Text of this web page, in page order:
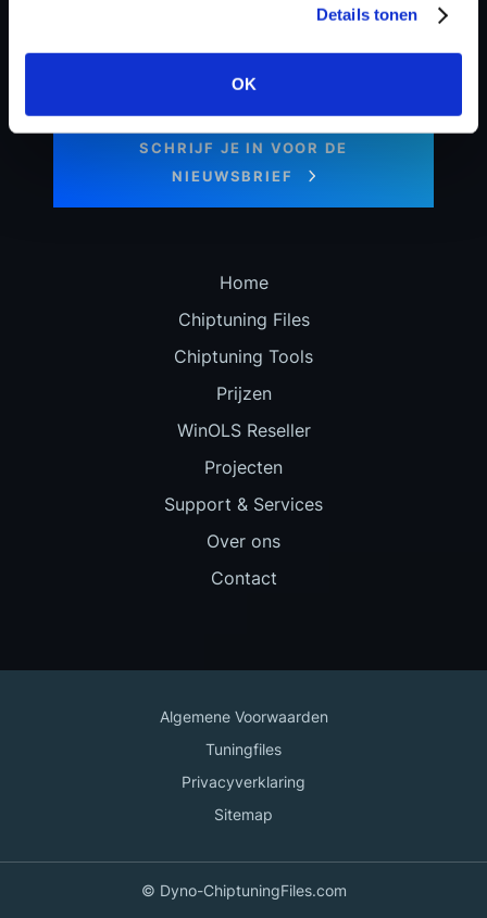
Details tonen
OK
Blijf op de hoogte van ons laatste
SCHRIJF JE IN VOOR DE
NIEUWSBRIEF
Home
Chiptuning Files
Chiptuning Tools
Prijzen
WinOLS Reseller
Projecten
Support & Services
Over ons
Contact
Algemene Voorwaarden
Tuningfiles
Privacyverklaring
Sitemap
© Dyno-ChiptuningFiles.com